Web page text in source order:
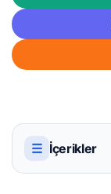
☰ İçerikler